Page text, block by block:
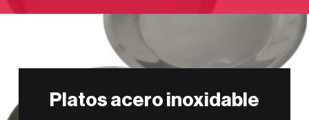
Platos acero inoxidable